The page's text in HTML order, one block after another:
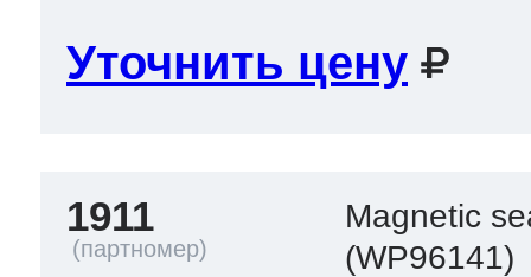
Уточнить цену
1911
Magnetic
(WP96141)